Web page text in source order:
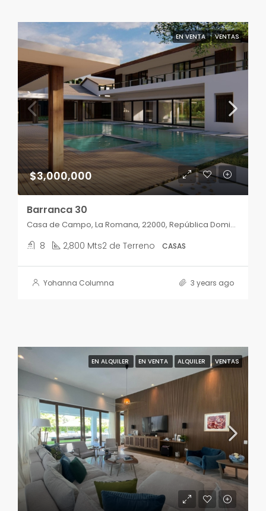
EN VENTA VENTAS
$3,000,000
Barranca 30
Casa de Campo, La Romana, 22000, República Dominicana
8 2,800 Mts2 de Terreno CASAS
Yohanna Columna 3 years ago
EN ALQUILER EN VENTA ALQUILER VENTAS